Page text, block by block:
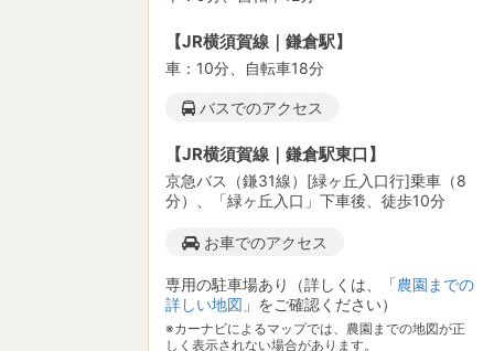
【JR横須賀線｜鎌倉駅】
車：10分、自転車18分
バスでのアクセス
【JR横須賀線｜鎌倉駅東口】
京急バス（鎌31線）[緑ヶ丘入口行]乗車（8
分）、「緑ヶ丘入口」下車後、徒歩10分
お車でのアクセス
専用の駐車場あり（詳しくは、「農園までの
詳しい地図 」をご確認ください）
※カーナビによるマップでは、農園までの地図が正
しく表示されない場合があります。